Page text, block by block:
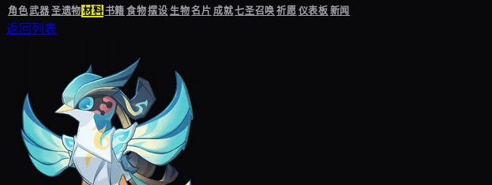
角色武器圣遗物材料书籍食物摆设生物名片成就七圣召唤祈愿仪表板新闻
返回列表